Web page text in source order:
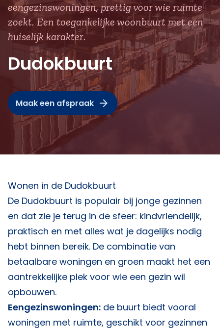
eengezinswoningen, prettig voor wie ruimte
zoekt. Een toegankelijke woonbuurt met een
huiselijk karakter.
Dudokbuurt
Maak een afspraak
Wonen in de Dudokbuurt
De Dudokbuurt is populair bij jonge gezinnen
en dat zie je terug in de sfeer: kindvriendelijk,
praktisch en met alles wat je dagelijks nodig
hebt binnen bereik. De combinatie van
betaalbare woningen en groen maakt het een
aantrekkelijke plek voor wie een gezin wil
opbouwen.
Eengezinswoningen: de buurt biedt vooral
woningen met ruimte, geschikt voor gezinnen